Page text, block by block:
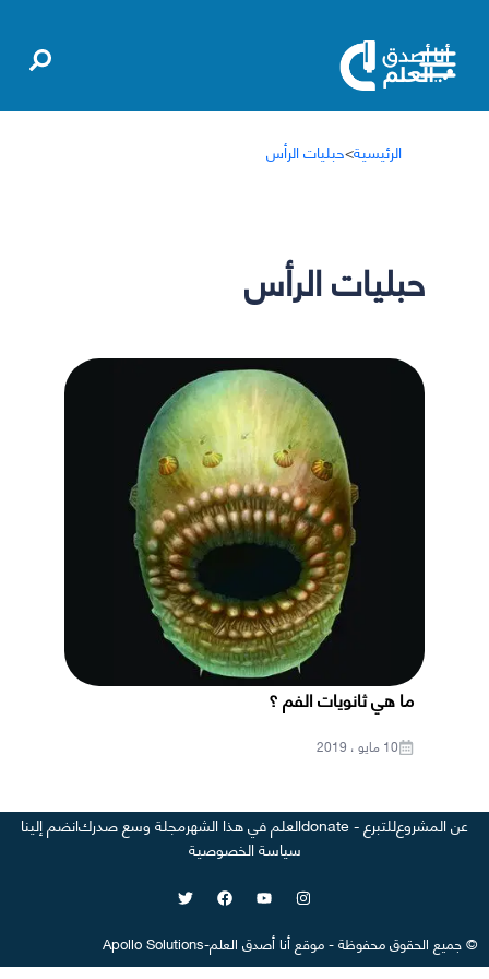
الرئيسية>حبليات الرأس
حبليات الرأس
ما هي ثانويات الفم ؟
10 مايو ، 2019
عن المشروعللتبرع - donate العلم في هذا الشهرمجلة وسع صدركانضم إلينا
سياسة الخصوصية
©جميع الحقوق محفوظة-موقع أنا أصدق العلم-
Apollo Solutions